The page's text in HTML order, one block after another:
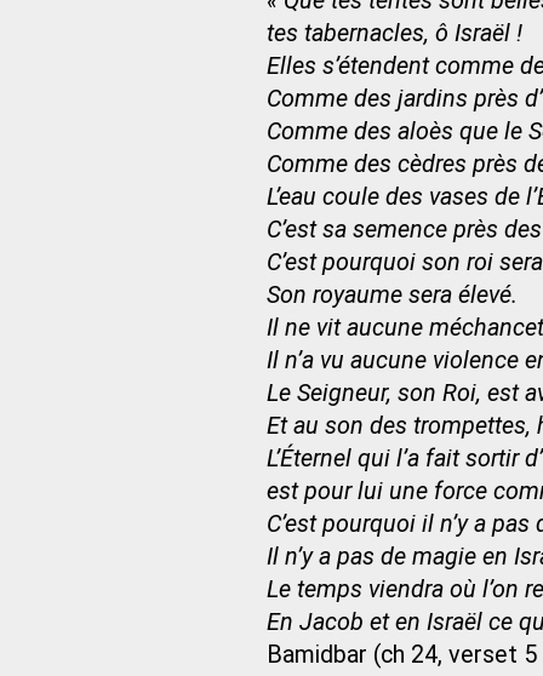
tes tabernacles, ô Israël !
Elles s’étendent comme
Comme des jardins près
Comme des aloès que le
Comme des cèdres près
L’eau coule des vases de
C’est sa semence près
C’est pourquoi son roi
Son royaume sera élevé.
Il ne vit aucune
Il n’a vu aucune violence
Le Seigneur, son Roi, est
Et au son des trompettes,
L’Éternel qui l’a fait sortir
est pour lui une force
C’est pourquoi il n’y a
Il n’y a pas de magie en
Le temps viendra où l’on
En Jacob et en Israël ce
Bamidbar (ch 24, verset